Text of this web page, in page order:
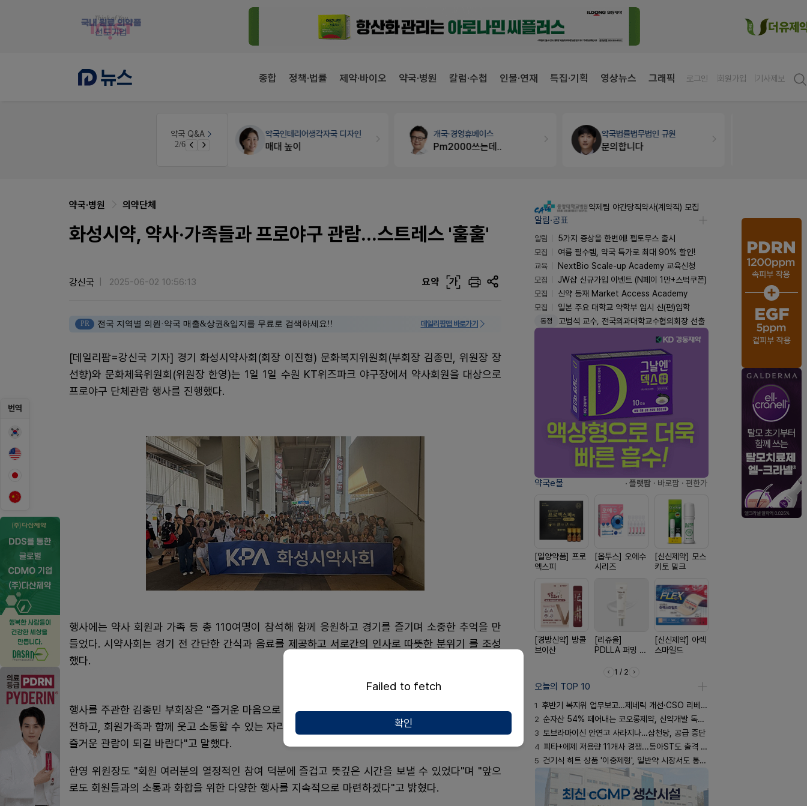
종합 정책·법률 제약·바이오 약국·병원 칼럼·수첩 인물·연재 특집·기획 영상뉴스 그래픽 로그인 회원가입 기사제보
약국 Q&A
2/6 약국 개국 대출 어떻게 받아야할지 어렵습니다
약국인테리어생각자국 디자인
매대 높이
개국·경영휴베이스
Pm2000쓰는데..
약국법률법무법인 규원
문의합니다
번역
약국·병원 의약단체
화성시약, 약사·가족들과 프로야구 관람...스트레스 '훌훌'
강신국 2025-06-02 10:56:13 요약 가
PR 전국 지역별 의원·약국 매출&상권&입지를 무료로 검색하세요!! 데일리팜맵 바로가기
[데일리팜=강신국 기자] 경기 화성시약사회(회장 이진형) 문화복지위원회(부회장 김종민, 위원장 장
선향)와 문화체육위원회(위원장 한영)는 1일 1일 수원 KT위즈파크 야구장에서 약사회원을 대상으로
프로야구 단체관람 행사를 진행했다.
행사에는 약사 회원과 가족 등 총 110여명이 참석해 함께 응원하고 경기를 즐기며 소중한 추억을 만
들었다. 시약사회는 경기 전 간단한 간식과 음료를 제공하고 서로간의 인사로 따뜻한 분위기 를 조성
했다.
행사를 주관한 김종민 부회장은 "즐거운 마음으로 가족들과 참석해 주신 회원분들에게 감사의 마음을
전하고, 회원가족과 함께 웃고 소통할 수 있는 자리를 마련하고자 이번 행사를 준비했다"며 "아무쪼록
즐거운 관람이 되길 바란다"고 말했다.
한영 위원장도 "회원 여러분의 열정적인 참여 덕분에 즐겁고 뜻깊은 시간을 보낼 수 있었다"며 "앞으
로도 회원들과의 소통과 화합을 위한 다양한 행사를 지속적으로 마련하겠다"고 밝혔다.
약제팀 야간당직약사(계약직) 모집
알림·공표
알림
5가지 증상을 한번에! 펩토무스 출시
모집
여름 필수템, 약국 특가로 최대 90% 할인!
교육
NextBio Scale-up Academy 교육신청
모집
JW샵 신규가입 이벤트 (N페이 1만+스벅쿠폰)
모집
신약 등재 Market Access Academy
모집
일본 주요 대학교 약학부 입시 신(편)입학
동정 고범석 교수, 전국의과대학교수협의회장 선출
약국e몰 · 플랫팜 · 바로팜 · 편한가
[일양약품] 프로
엑스피
[옵투스] 오에수
시리즈
[신신제약] 모스
키토 밀크
[경방신약] 방콜
브이산
[리쥬올]
PDLLA 퍼밍 크
[신신제약] 아렉
스마일드
1 / 2
오늘의 TOP 10
1 후반기 복지위 업무보고…제네릭 개선·CSO 리베이트 사정권
2 순자산 54% 떼어내는 코오롱제약, 신약개발 독립 법인 추진
3 토브라마이신 안연고 사라지나…삼천당, 공급 중단
4 피타+에제 저용량 11개사 경쟁...동아ST도 출격 대기
5 건기식 히트 상품 '이중제형', 일반약 시장서도 통할까
Failed to fetch
확인